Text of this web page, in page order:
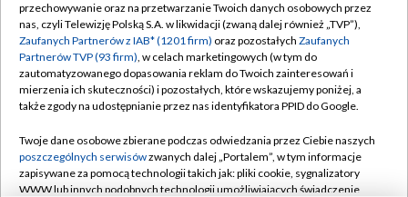
Abonament TVP
Emisja w TVP
Centrum informacji TVP
Naziemna Telewizja Cyfrowa
Rada Programowa
System NOS
Regulamin TVP
Polityka prywatności
Moje zgody
Pomoc
Kontakt
przechowywanie oraz na przetwarzanie Twoich danych osobowych przez
nas, czyli Telewizję Polską S.A. w likwidacji (zwaną dalej również „TVP”),
Zaufanych Partnerów z IAB* (1201 firm) oraz pozostałych Zaufanych
Partnerów TVP (93 firm), w celach marketingowych (w tym do
zautomatyzowanego dopasowania reklam do Twoich zainteresowań i
mierzenia ich skuteczności) i pozostałych, które wskazujemy poniżej, a
także zgody na udostępnianie przez nas identyfikatora PPID do Google.
Twoje dane osobowe zbierane podczas odwiedzania przez Ciebie naszych
poszczególnych serwisówzwanych dalej „Portalem”, w tym informacje
zapisywane za pomocą technologii takich jak: pliki cookie, sygnalizatory
WWW lub innych podobnych technologii umożliwiających świadczenie